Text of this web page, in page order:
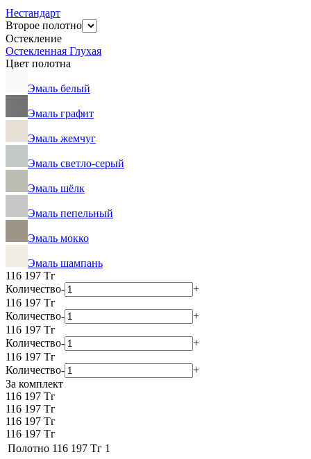
Нестандарт
Второе полотно
Остекление
Остекленная Глухая
Цвет полотна
Эмаль белый
Эмаль графит
Эмаль жемчуг
Эмаль светло-серый
Эмаль шёлк
Эмаль пепельный
Эмаль мокко
Эмаль шампань
116 197 Тг
Количество-
+
116 197 Тг
Количество-
+
116 197 Тг
Количество-
+
116 197 Тг
Количество-
+
За комплект
116 197 Тг
116 197 Тг
116 197 Тг
116 197 Тг
Полотно 116 197 Тг 1